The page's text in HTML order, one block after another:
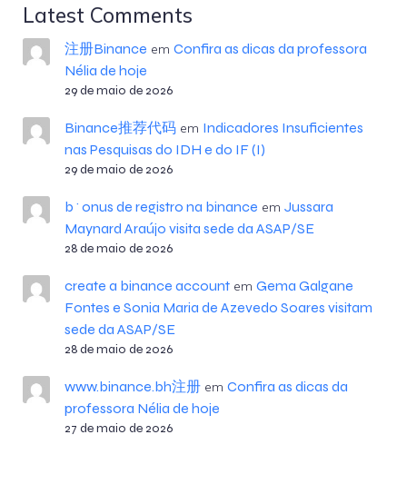
Latest Comments
注册Binance em Confira as dicas da professora
Nélia de hoje
29 de maio de 2026
Binance推荐代码em Indicadores Insuficientes
nas Pesquisas do IDH e do IF (I)
29 de maio de 2026
b^onus de registro na binance em Jussara
Maynard Araújo visita sede da ASAP/SE
28 de maio de 2026
create a binance accountem Gema Galgane
Fontes e Sonia Maria de Azevedo Soares visitam
sede da ASAP/SE
28 de maio de 2026
www.binance.bh注册em Confira as dicas da
professora Nélia de hoje
27 de maio de 2026